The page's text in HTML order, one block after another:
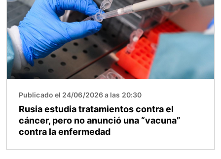
Publicado el 24/06/2026 a las 20:30
Rusia estudia tratamientos contra el
cáncer, pero no anunció una “vacuna”
contra la enfermedad